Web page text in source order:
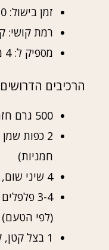
זמן בישול: 20 דקות
רמת קושי:
מספיק ל: 4 מנות
הרכיבים הדרושים
500 גרם חזה עוף טחון
2 כפות
חמניות)
4 שיני שום, כתושות
3-4
(לפי הטעם)
1 בצל קטן, קצוץ דק